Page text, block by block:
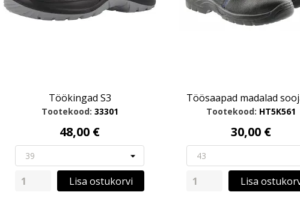
Töökingad S3
Tootekood: 33301
48,00 €
Lisa ostukorvi
Töösaapad madalad
Tootekood: HT5K561
30,00 €
Lisa